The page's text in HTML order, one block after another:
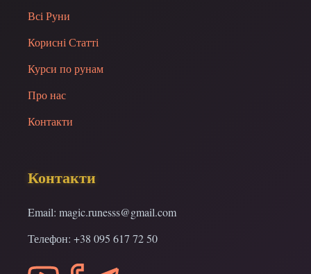
Всі Руни
Корисні Статті
Курси по рунам
Про нас
Контакти
Контакти
Email: magic.runesss@gmail.com
Телефон: +38 095 617 72 50